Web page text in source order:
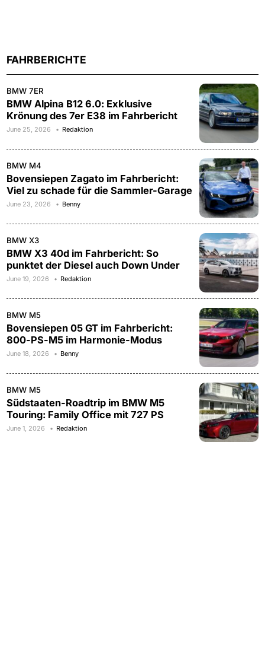
FAHRBERICHTE
BMW 7ER
BMW Alpina B12 6.0: Exklusive
Krönung des 7er E38 im Fahrbericht
June 25, 2026 Redaktion
BMW M4
Bovensiepen Zagato im Fahrbericht:
Viel zu schade für die Sammler-Garage
June 23, 2026 Benny
BMW X3
BMW X3 40d im Fahrbericht: So
punktet der Diesel auch Down Under
June 19, 2026 Redaktion
BMW M5
Bovensiepen 05 GT im Fahrbericht:
800-PS-M5 im Harmonie-Modus
June 18, 2026 Benny
BMW M5
Südstaaten-Roadtrip im BMW M5
Touring: Family Office mit 727 PS
June 1, 2026 Redaktion